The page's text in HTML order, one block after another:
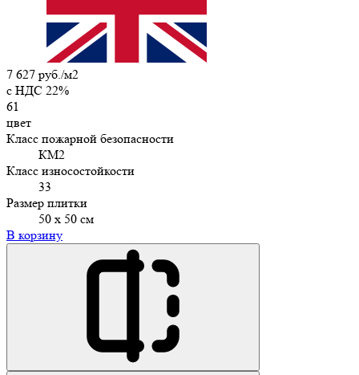
7 627 руб./м2
c НДС 22%
61
цвет
Класс пожарной безопасности
КМ2
Класс износостойкости
33
Размер плитки
50 х 50 см
В корзину